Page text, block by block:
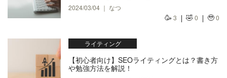
2024/03/04 ｜ なつ
🥳 3 🤣0 🥹0
ライティング
【初心者向け】SEOライティングとは？書き方
や勉強方法を解説！